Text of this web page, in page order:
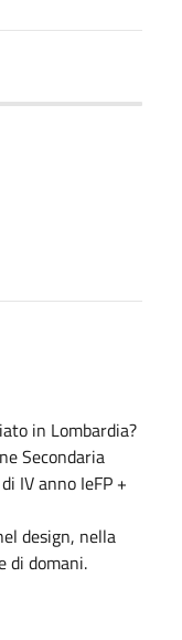
in Lombardia?
Secondaria
IV anno IeFP +
design, nella
di domani.